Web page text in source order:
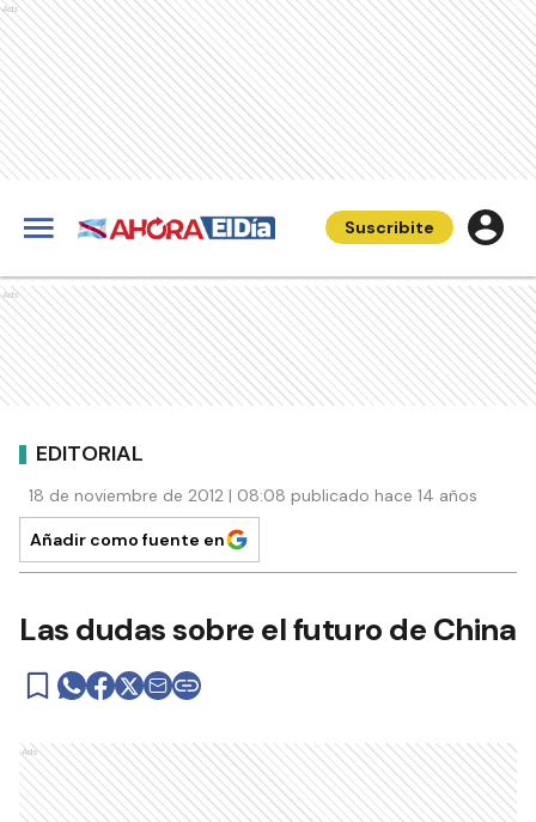
Ads
Suscribite
Ads
EDITORIAL
18 de noviembre de 2012 | 08:08 publicado hace 14 años
Añadir como fuente en
Las dudas sobre el futuro de China
Ads